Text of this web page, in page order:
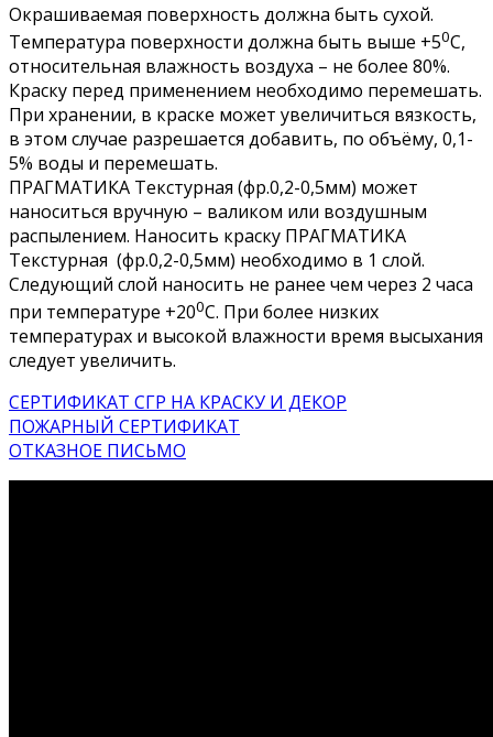
Окрашиваемая поверхность должна быть сухой.
Температура поверхности должна быть выше +50С,
относительная влажность воздуха – не более 80%.
Краску перед применением необходимо перемешать.
При хранении, в краске может увеличиться вязкость,
в этом случае разрешается добавить, по объёму, 0,1-
5% воды и перемешать.
ПРАГМАТИКА Текстурная (фр.0,2-0,5мм) может
наноситься вручную – валиком или воздушным
распылением. Наносить краску ПРАГМАТИКА
Текстурная (фр.0,2-0,5мм) необходимо в 1 слой.
Следующий слой наносить не ранее чем через 2 часа
при температуре +200С. При более низких
температурах и высокой влажности время высыхания
следует увеличить.
СЕРТИФИКАТ СГР НА КРАСКУ И ДЕКОР
ПОЖАРНЫЙ СЕРТИФИКАТ
ОТКАЗНОЕ ПИСЬМО